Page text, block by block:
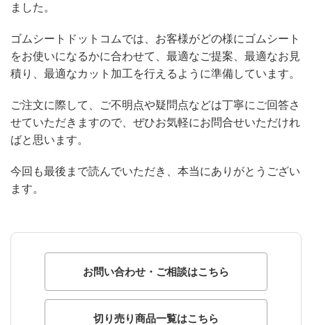
ました。
ゴムシートドットコムでは、お客様がどの様にゴムシート
をお使いになるかに合わせて、最適なご提案、最適なお見
積り、最適なカット加工を行えるように準備しています。
ご注文に際して、ご不明点や疑問点などは丁寧にご回答さ
せていただきますので、ぜひお気軽にお問合せいただけれ
ばと思います。
今回も最後まで読んでいただき、本当にありがとうござい
ます。
お問い合わせ・ご相談はこちら
切り売り商品一覧はこちら